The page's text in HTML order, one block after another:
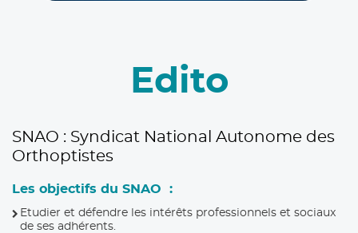
Edito
SNAO : Syndicat National Autonome des
Orthoptistes
Les objectifs du SNAO :
Etudier et défendre les intérêts professionnels et sociaux
de ses adhérents.